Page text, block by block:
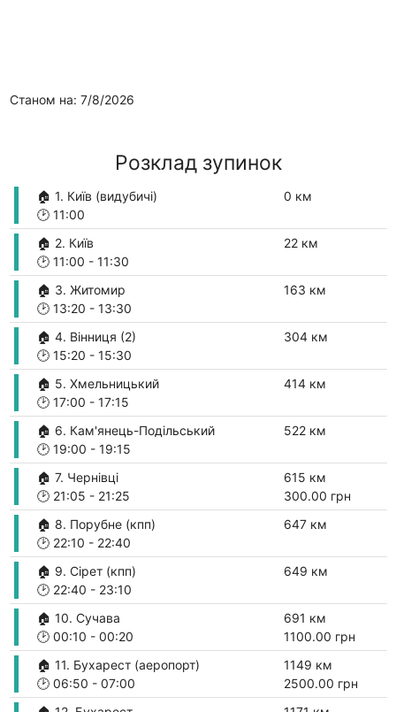
Станом на: 7/8/2026
Розклад зупинок
🏠 1. Київ (видубичі)
🕑11:00
0 км
🏠 2. Київ
🕑11:00 - 11:30
22 км
🏠 3. Житомир
🕑13:20 - 13:30
163 км
🏠 4. Вінниця (2)
🕑15:20 - 15:30
304 км
🏠 5. Хмельницький
🕑17:00 - 17:15
414 км
🏠 6. Кам'янець-Подільський
🕑19:00 - 19:15
522 км
🏠 7. Чернівці
🕑21:05 - 21:25
615 км
300.00 грн
🏠 8. Порубне (кпп)
🕑22:10 - 22:40
647 км
🏠 9. Сірет (кпп)
🕑22:40 - 23:10
649 км
🏠 10. Сучава
🕑00:10 - 00:20
691 км
1100.00 грн
🏠 11. Бухарест (аеропорт)
🕑06:50 - 07:00
1149 км
2500.00 грн